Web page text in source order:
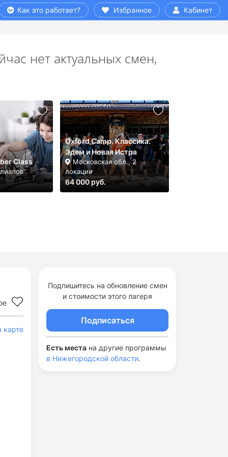
Как это работает? Избранное Кабинет
карте
Подпишитесь на обновление смен
и стоимости этого лагеря
Подписаться
Есть места на другие программы
в Нижегородской области.
нет актуальных смен,
Class
Oxford Camp. Классика.
Эдем и Новая Истра
Московская обл., 2
локации
64 000 руб.